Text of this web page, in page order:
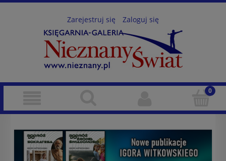
Zarejestruj się Zaloguj się